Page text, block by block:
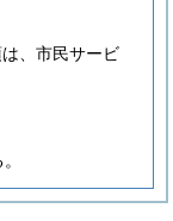
、市民サービ